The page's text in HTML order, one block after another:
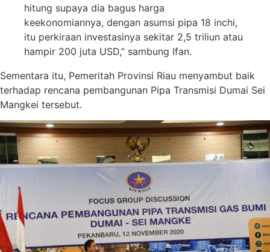
hitung supaya dia bagus harga
keekonomiannya, dengan asumsi pipa 18 inchi,
itu perkiraan investasinya sekitar 2,5 triliun atau
hampir 200 juta USD,” sambung Ifan.
Sementara itu, Pemeritah Provinsi Riau menyambut baik
terhadap rencana pembangunan Pipa Transmisi Dumai Sei
Mangkei tersebut.